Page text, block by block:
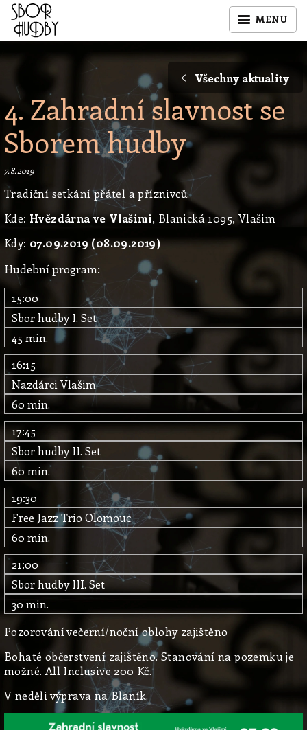
MENU
Všechny aktuality
4. Zahradní slavnost se
Sborem hudby
7.8.2019
Tradiční setkání přátel a příznivců.
Kde: Hvězdárna ve Vlašimi, Blanická 1095, Vlašim
Kdy: 07.09.2019 (08.09.2019)
Hudební program:
15:00
Sbor hudby I. Set
45 min.
16:15
Nazdárci Vlašim
60 min.
17:45
Sbor hudby II. Set
60 min.
19:30
Free Jazz Trio Olomouc
60 min.
21:00
Sbor hudby III. Set
30 min.
Pozorování večerní/noční oblohy zajištěno
Bohaté občerstvení zajištěno. Stanování na pozemku je
možné. All Inclusive 200 Kč.
V neděli výprava na Blaník.